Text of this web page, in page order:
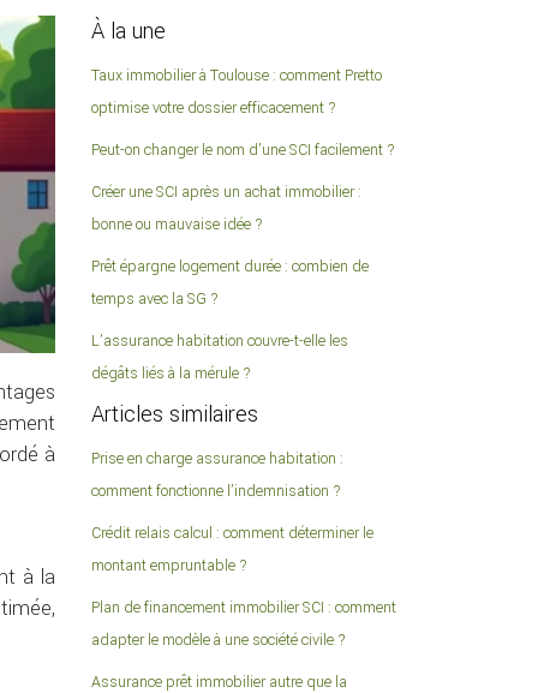
à
à la
À la une
Taux immobilier à Toulouse : comment Pretto
optimise votre dossier efficacement ?
Peut-on changer le nom d’une SCI facilement ?
Créer une SCI après un achat immobilier :
bonne ou mauvaise idée ?
Prêt épargne logement durée : combien de
temps avec la SG ?
L’assurance habitation couvre-t-elle les
dégâts liés à la mérule ?
Articles similaires
Prise en charge assurance habitation :
comment fonctionne l’indemnisation ?
Crédit relais calcul : comment déterminer le
montant empruntable ?
Plan de financement immobilier SCI : comment
adapter le modèle à une société civile ?
Assurance prêt immobilier autre que la